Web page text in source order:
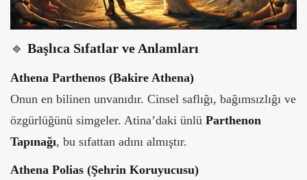
🔹 Başlıca Sıfatlar ve Anlamları
Athena Parthenos (Bakire Athena)
Onun en bilinen unvanıdır. Cinsel saflığı, bağımsızlığı ve
özgürlüğünü simgeler. Atina’daki ünlü Parthenon
Tapınağı, bu sıfattan adını almıştır.
Athena Polias (Şehrin Koruyucusu)